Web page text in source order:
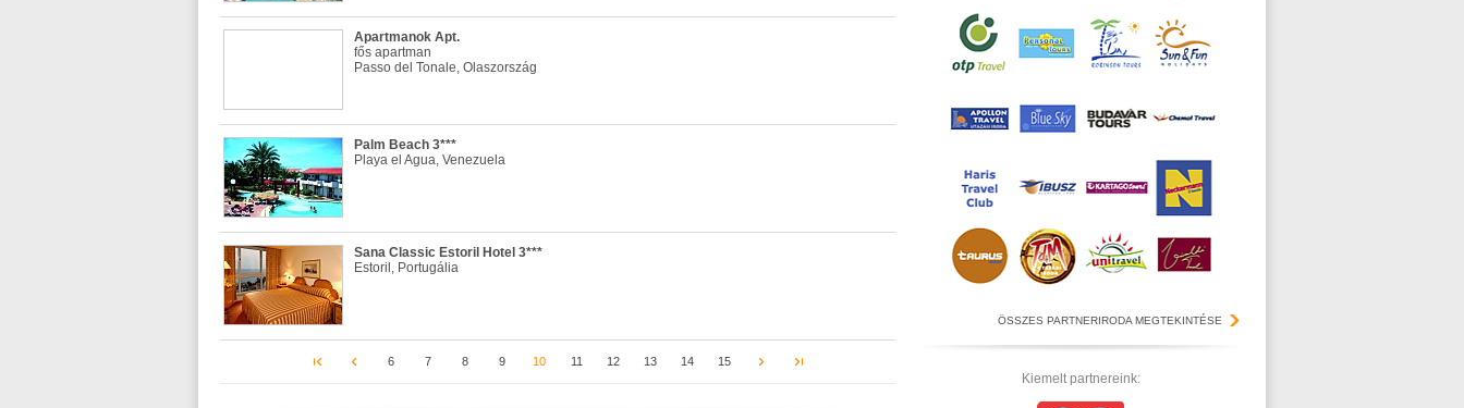
Apartmanok Apt.
fős apartman
Passo del Tonale, Olaszország
Palm Beach 3***
Playa el Agua, Venezuela
Sana Classic Estoril Hotel 3***
Estoril, Portugália
6 7 8 9 10 11 12 13 14 15
ÖSSZES PARTNERIRODA MEGTEKINTÉSE
Kiemelt partnereink: